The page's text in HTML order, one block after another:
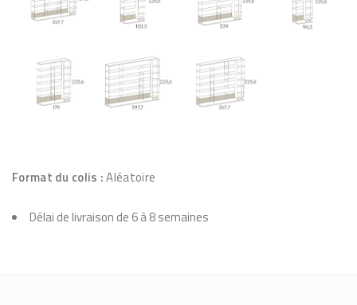
Format du colis :Aléatoire
Délai de livraison de 6 à 8 semaines